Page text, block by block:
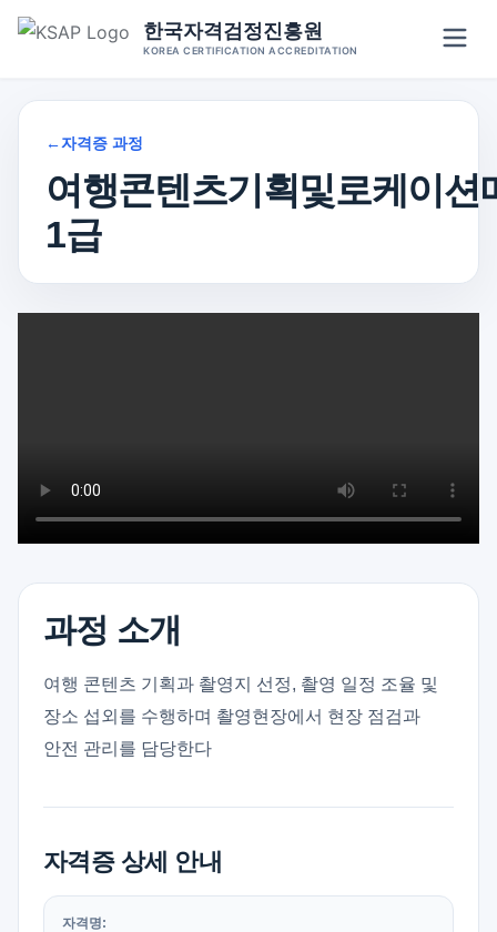
Skip
←자격증 과정
여행콘텐츠기획및로케이션
1급
과정 소개
여행 콘텐츠 기획과 촬영지 선정, 촬영 일정 조율 및
장소 섭외를 수행하며 촬영현장에서 현장 점검과
안전 관리를 담당한다
자격증 상세 안내
자격명:
한국자격검정진흥원
KOREA CERTIFICATION ACCREDITATION